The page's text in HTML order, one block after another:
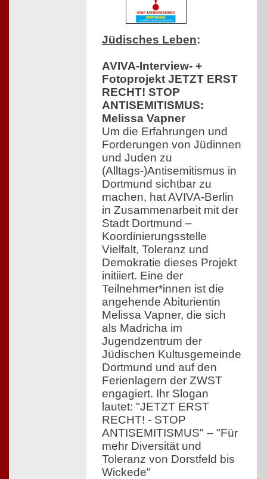
Jüdisches Leben:
AVIVA-Interview- +
Fotoprojekt JETZT ERST
RECHT! STOP
ANTISEMITISMUS:
Melissa Vapner
Um die Erfahrungen und
Forderungen von Jüdinnen
und Juden zu
(Alltags-)Antisemitismus in
Dortmund sichtbar zu
machen, hat AVIVA-Berlin
in Zusammenarbeit mit der
Stadt Dortmund –
Koordinierungsstelle
Vielfalt, Toleranz und
Demokratie dieses Projekt
initiiert. Eine der
Teilnehmer*innen ist die
angehende Abiturientin
Melissa Vapner, die sich
als Madricha im
Jugendzentrum der
Jüdischen Kultusgemeinde
Dortmund und auf den
Ferienlagern der ZWST
engagiert. Ihr Slogan
lautet: "JETZT ERST
RECHT! - STOP
ANTISEMITISMUS" – "Für
mehr Diversität und
Toleranz von Dorstfeld bis
Wickede"